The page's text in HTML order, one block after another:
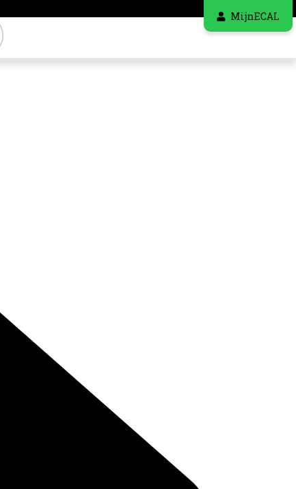
MijnECAL
Zoeken